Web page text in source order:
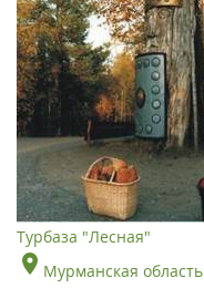
Турбаза "Лесная"
Мурманская область